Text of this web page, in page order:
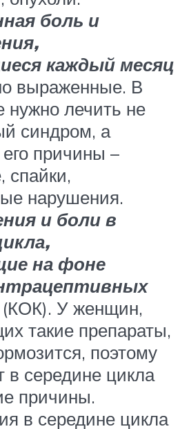
боль и
каждый месяц
выраженные. В
нужно лечить не
синдром, а
причины –
спайки,
нарушения.
и боли в
на фоне
У женщин,
такие препараты,
поэтому
в середине цикла
причины.
в середине цикла